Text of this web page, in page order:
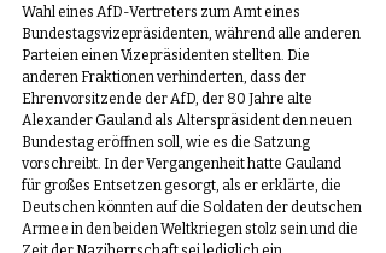
Wahl eines AfD-Vertreters zum Amt eines
Bundestagsvizepräsidenten, während alle anderen
Parteien einen Vizepräsidenten stellten. Die
anderen Fraktionen verhinderten, dass der
Ehrenvorsitzende der AfD, der 80 Jahre alte
Alexander Gauland als Alterspräsident den neuen
Bundestag eröffnen soll, wie es die Satzung
vorschreibt. In der Vergangenheit hatte Gauland
für großes Entsetzen gesorgt, als er erklärte, die
Deutschen könnten auf die Soldaten der deutschen
Armee in den beiden Weltkriegen stolz sein und die